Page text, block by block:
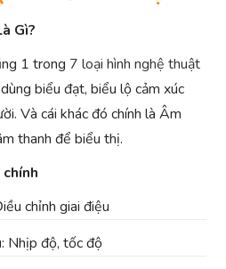
Gì?
1 trong 7 loại hình nghệ thuật
biểu đạt, biểu lộ cảm xúc
Và cái khác đó chính là Âm
thanh để biểu thị.
chỉnh giai điệu
Nhịp độ, tốc độ